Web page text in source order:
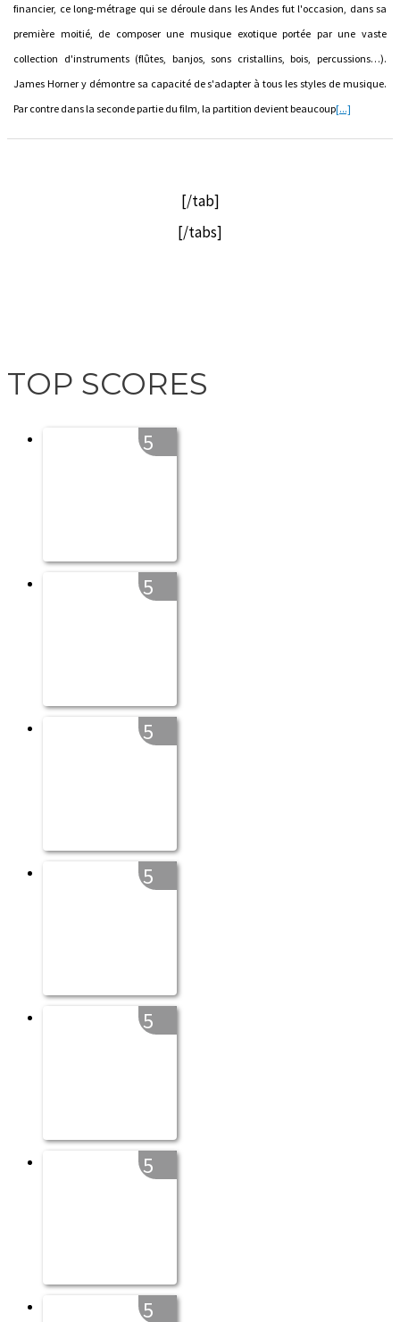
financier, ce long-métrage qui se déroule dans les Andes fut l'occasion, dans sa
première moitié, de composer une musique exotique portée par une vaste
collection d'instruments (flûtes, banjos, sons cristallins, bois, percussions…).
James Horner y démontre sa capacité de s'adapter à tous les styles de musique.
Par contre dans la seconde partie du film, la partition devient beaucoup[...]
[/tab]
[/tabs]
TOP SCORES
5
5
5
5
5
5
5